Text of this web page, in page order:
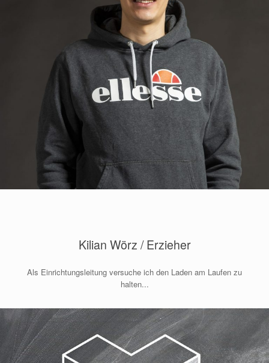
Kilian Wörz / Erzieher
Als Einrichtungsleitung versuche ich den Laden am Laufen zu
halten...